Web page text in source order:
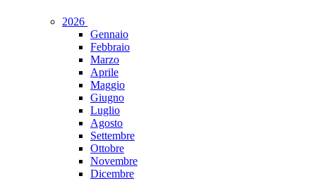
2026
Gennaio
Febbraio
Marzo
Aprile
Maggio
Giugno
Luglio
Agosto
Settembre
Ottobre
Novembre
Dicembre